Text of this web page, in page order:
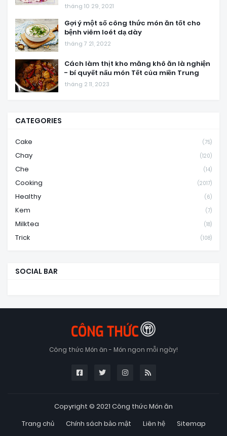
tháng 10 29, 2021
Gợi ý một số công thức món ăn tốt cho
bệnh viêm loét dạ dày
tháng 7 21, 2022
Cách làm thịt kho măng khô ăn là nghiện
- bí quyết nấu món Tết của miền Trung
tháng 2 11, 2023
CATEGORIES
Cake (75)
Chay (120)
Che (14)
Cooking (2017)
Healthy (6)
Kem (7)
Milktea (18)
Trick (108)
SOCIAL BAR
Công thức Món ăn - Món ngon mỗi ngày!
Copyright © 2021 Công thức Món ăn
Trang chủ
Chính sách bảo mật Liên hệ Sitemap